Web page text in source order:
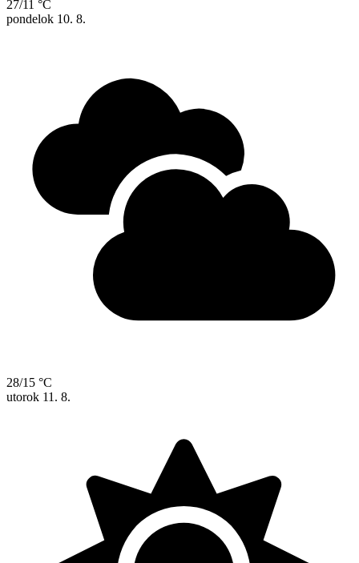
27/11 °C
pondelok 10. 8.
28/15 °C
utorok 11. 8.